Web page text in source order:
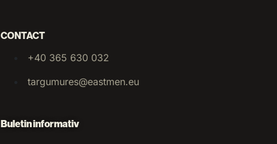
CONTACT
+40 365 630 032
targumures@eastmen.eu
Buletin informativ